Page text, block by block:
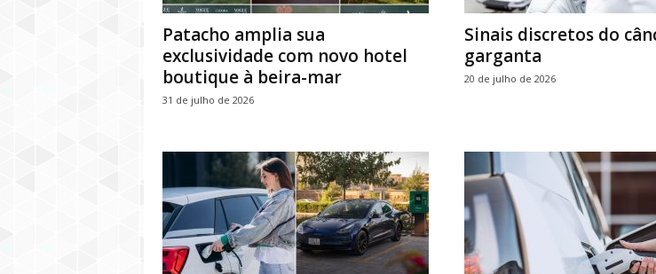
Patacho amplia sua
exclusividade com novo hotel
boutique à beira-mar
31 de julho de 2026
Sinais discretos do
garganta
20 de julho de 2026